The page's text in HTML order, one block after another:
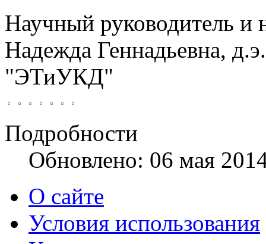
Научный руководитель и
Надежда Геннадьевна,
"ЭТиУКД"
Подробности
Обновлено: 06 мая
О сайте
Условия использования